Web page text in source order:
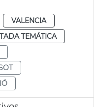
VALENCIA
TEMÁTICA